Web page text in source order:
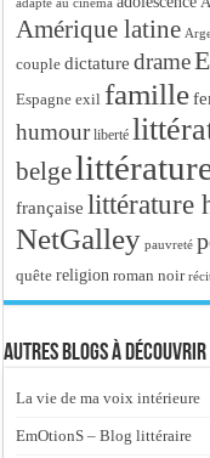
Amérique latine
couple dictature drame
Espagne exil famille
humour liberté
belge
française littérature
NetGalley pauvreté
quête religion roman noir
Autres blogs à découvrir
La vie de ma voix intérieure
EmOtionS – Blog littéraire